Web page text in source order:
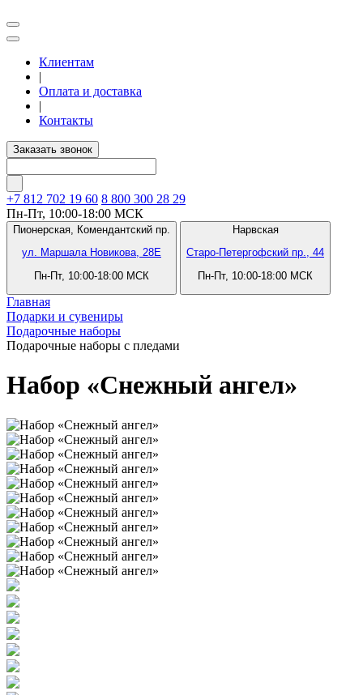
Клиентам
|
Оплата и доставка
|
Контакты
Заказать звонок
+7 812 702 19 60 8 800 300 28 29
Пн-Пт, 10:00-18:00 МСК
Пионерская, Комендантский пр.
ул. Маршала Новикова, 28Е
Пн-Пт, 10:00-18:00 МСК
Нарвская
Старо-Петергофский пр., 44
Пн-Пт, 10:00-18:00 МСК
Главная
Подарки и сувениры
Подарочные наборы
Подарочные наборы с пледами
Набор «Снежный ангел»